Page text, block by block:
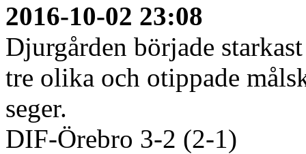
2016-10-02 23:08
Djurgården började
tre olika och otippade
seger.
DIF-Örebro 3-2 (2-1)